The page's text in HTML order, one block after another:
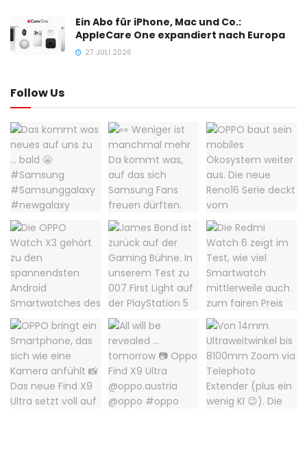
Ein Abo für iPhone, Mac und Co.:
AppleCare One expandiert nach Europa
27. JULI 2026
Follow Us